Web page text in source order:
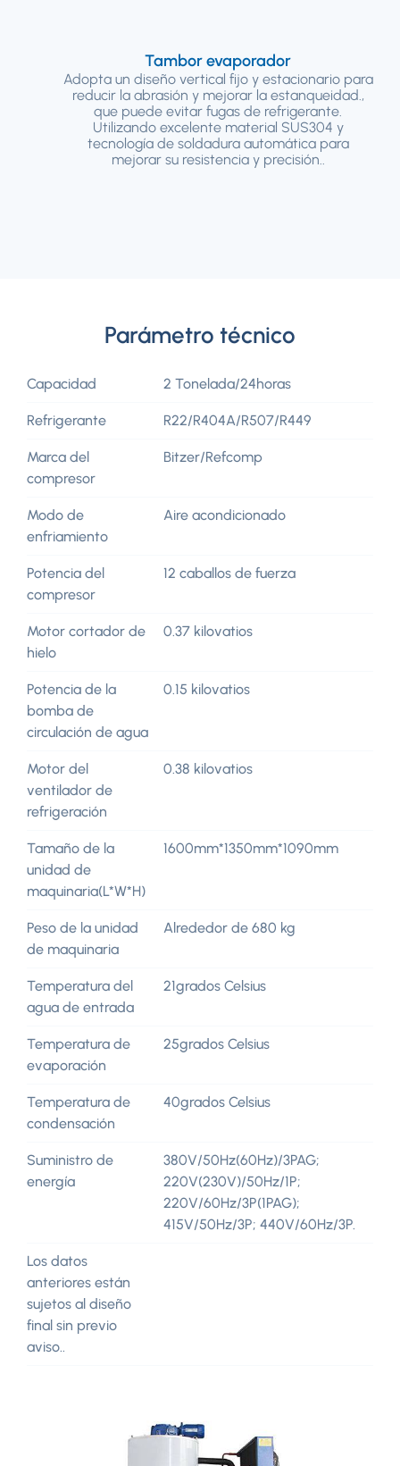
Tambor evaporador
Adopta un diseño vertical fijo y estacionario para
reducir la abrasión y mejorar la estanqueidad.,
que puede evitar fugas de refrigerante.
Utilizando excelente material SUS304 y
tecnología de soldadura automática para
mejorar su resistencia y precisión..
Parámetro técnico
Capacidad 2 Tonelada/24horas
Refrigerante R22/R404A/R507/R449
Marca del
compresor
Bitzer/Refcomp
Modo de
enfriamiento
Aire acondicionado
Potencia del
compresor
12 caballos de fuerza
Motor cortador de
hielo
0.37 kilovatios
Potencia de la
bomba de
circulación de agua
0.15 kilovatios
Motor del
ventilador de
refrigeración
0.38 kilovatios
Tamaño de la
unidad de
maquinaria(L*W*H)
1600mm*1350mm*1090mm
Peso de la unidad
de maquinaria
Alrededor de 680 kg
Temperatura del
agua de entrada
21grados Celsius
Temperatura de
evaporación
25grados Celsius
Temperatura de
condensación
40grados Celsius
Suministro de
energía
380V/50Hz(60Hz)/3PAG;
220V(230V)/50Hz/1P;
220V/60Hz/3P(1PAG);
415V/50Hz/3P; 440V/60Hz/3P.
Los datos
anteriores están
sujetos al diseño
final sin previo
aviso..